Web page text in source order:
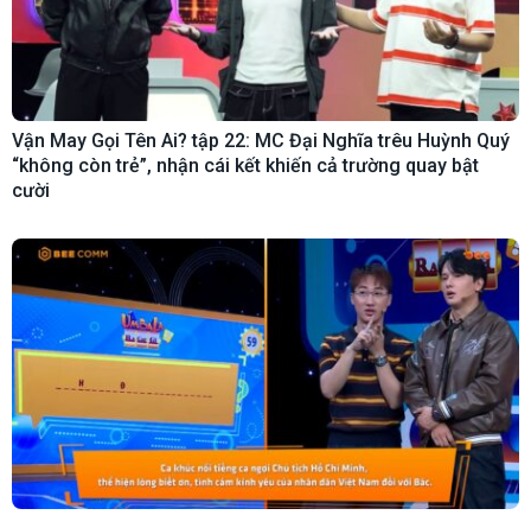
Vận May Gọi Tên Ai? tập 22: MC Đại Nghĩa trêu Huỳnh Quý
“không còn trẻ”, nhận cái kết khiến cả trường quay bật
cười